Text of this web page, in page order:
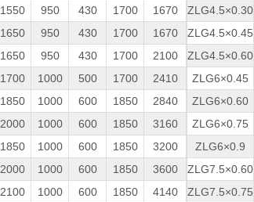
1550 950 430 1700
1670
1650 950 430 1700
1670
1650 950 430 1700
2100
1700 1000 500 1700
2410
1850 1000 600 1850
2840
2000 1000 600 1850
3160
1850 1000 600 1850
3200
2000 1000 600 1850
3600
2100 1000 600 1850
4140
ZLG4.5×0.30
ZLG4.5×0.45
ZLG4.5×0.60
ZLG6×0.45
ZLG6×0.60
ZLG6×0.75
ZLG6×0.9
ZLG7.5×0.60
ZLG7.5×0.75